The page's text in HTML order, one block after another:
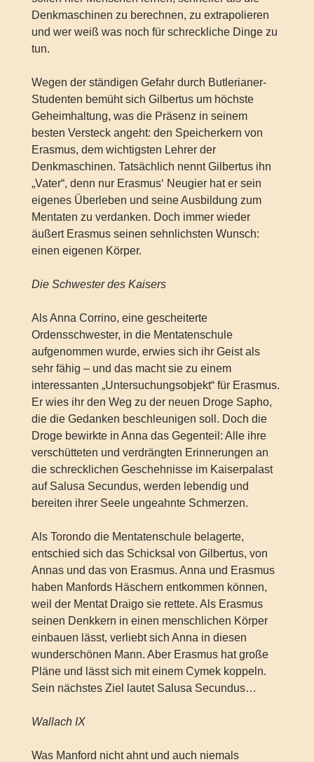
Denkmaschinen zu berechnen, zu extrapolieren
und wer weiß was noch für schreckliche Dinge zu
tun.
Wegen der ständigen Gefahr durch Butlerianer-
Studenten bemüht sich Gilbertus um höchste
Geheimhaltung, was die Präsenz in seinem
besten Versteck angeht: den Speicherkern von
Erasmus, dem wichtigsten Lehrer der
Denkmaschinen. Tatsächlich nennt Gilbertus ihn
„Vater“, denn nur Erasmus‘ Neugier hat er sein
eigenes Überleben und seine Ausbildung zum
Mentaten zu verdanken. Doch immer wieder
äußert Erasmus seinen sehnlichsten Wunsch:
einen eigenen Körper.
Die Schwester des Kaisers
Als Anna Corrino, eine gescheiterte
Ordensschwester, in die Mentatenschule
aufgenommen wurde, erwies sich ihr Geist als
sehr fähig – und das macht sie zu einem
interessanten „Untersuchungsobjekt“ für Erasmus.
Er wies ihr den Weg zu der neuen Droge Sapho,
die die Gedanken beschleunigen soll. Doch die
Droge bewirkte in Anna das Gegenteil: Alle ihre
verschütteten und verdrängten Erinnerungen an
die schrecklichen Geschehnisse im Kaiserpalast
auf Salusa Secundus, werden lebendig und
bereiten ihrer Seele ungeahnte Schmerzen.
Als Torondo die Mentatenschule belagerte,
entschied sich das Schicksal von Gilbertus, von
Annas und das von Erasmus. Anna und Erasmus
haben Manfords Häschern entkommen können,
weil der Mentat Draigo sie rettete. Als Erasmus
seinen Denkkern in einen menschlichen Körper
einbauen lässt, verliebt sich Anna in diesen
wunderschönen Mann. Aber Erasmus hat große
Pläne und lässt sich mit einem Cymek koppeln.
Sein nächstes Ziel lautet Salusa Secundus…
Wallach IX
Was Manford nicht ahnt und auch niemals